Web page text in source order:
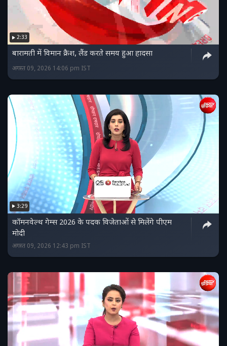
2:33
बारामती में विमान क्रैश, लैंड करते समय हुआ हादसा
अगस्त 09, 2026 14:06 pm IST
3:29
कॉमनवेल्थ गेम्स 2026 के पदक विजेताओं से मिलेंगे पीएम
मोदी
अगस्त 09, 2026 12:43 pm IST